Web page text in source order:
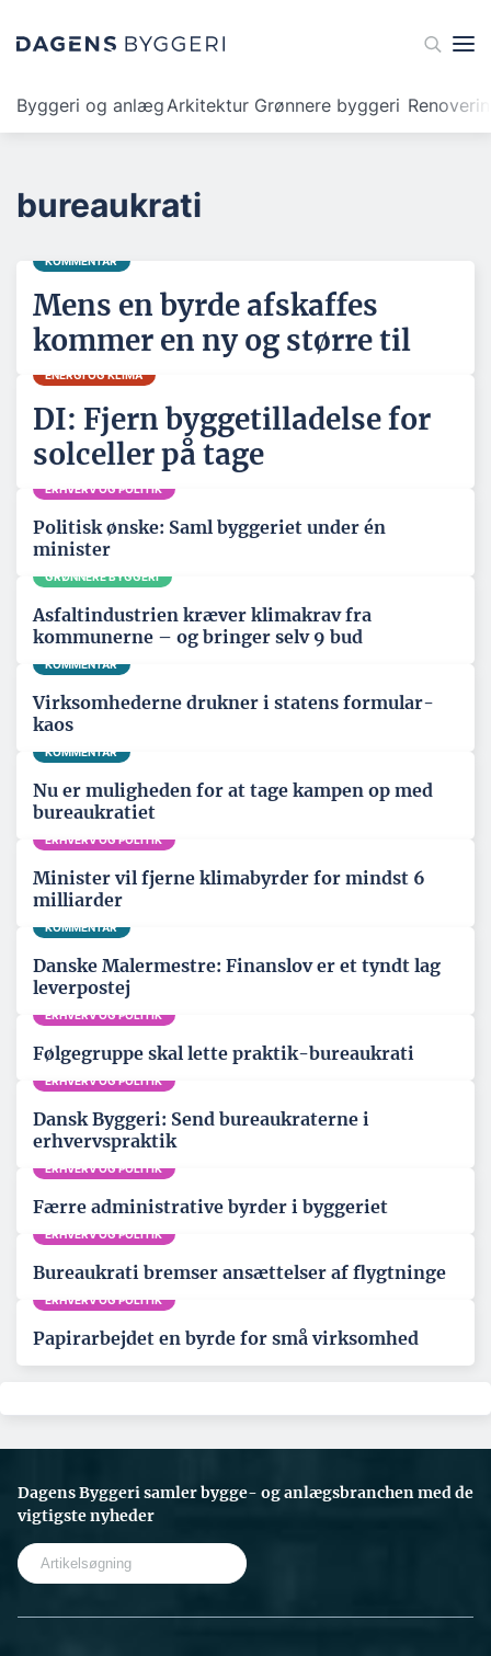
Byggeri og anlægArkitektur Grønnere byggeri
bureaukrati
KOMMENTAR
Mens en byrde afskaffes
kommer en ny og større til
ENERGI OG KLIMA
DI: Fjern byggetilladelse for
solceller på tage
ERHVERV OG POLITIK
Politisk ønske: Saml byggeriet under én
minister
GRØNNERE BYGGERI
Asfaltindustrien kræver klimakrav fra
kommunerne – og bringer selv 9 bud
KOMMENTAR
Virksomhederne drukner i statens formular-
kaos
KOMMENTAR
Nu er muligheden for at tage kampen op med
bureaukratiet
ERHVERV OG POLITIK
Minister vil fjerne klimabyrder for mindst 6
milliarder
KOMMENTAR
Danske Malermestre: Finanslov er et tyndt lag
leverpostej
ERHVERV OG POLITIK
Følgegruppe skal lette praktik-bureaukrati
ERHVERV OG POLITIK
Dansk Byggeri: Send bureaukraterne i
erhvervspraktik
ERHVERV OG POLITIK
Færre administrative byrder i byggeriet
ERHVERV OG POLITIK
Bureaukrati bremser ansættelser af flygtninge
ERHVERV OG POLITIK
Papirarbejdet en byrde for små virksomhed
Dagens Byggeri samler bygge- og anlægsbranchen med de
vigtigste nyheder